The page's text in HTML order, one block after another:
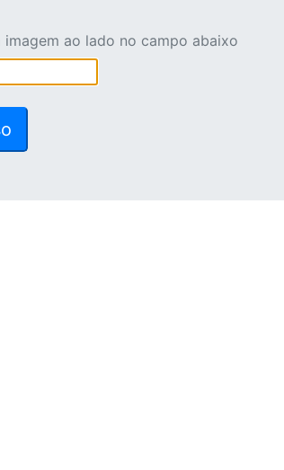
imagem ao lado no campo abaixo